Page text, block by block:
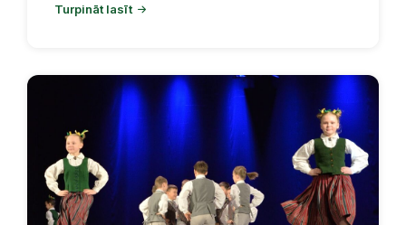
Turpināt lasīt